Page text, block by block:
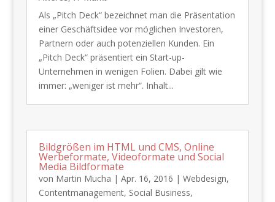
Als „Pitch Deck“ bezeichnet man die Präsentation
einer Geschäftsidee vor möglichen Investoren,
Partnern oder auch potenziellen Kunden. Ein
„Pitch Deck“ präsentiert ein Start-up-
Unternehmen in wenigen Folien. Dabei gilt wie
immer: „weniger ist mehr“. Inhalt...
Bildgrößen im HTML und CMS, Online
Werbeformate, Videoformate und Social
Media Bildformate
von Martin Mucha | Apr. 16, 2016 | Webdesign,
Contentmanagement, Social Business,